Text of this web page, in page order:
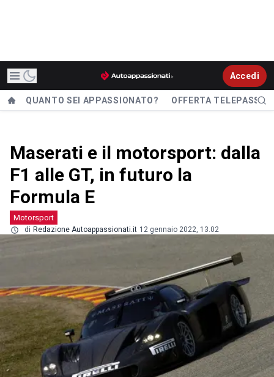
Accedi
QUANTO SEI APPASSIONATO? OFFERTA TELEPASS
Maserati e il motorsport: dalla
F1 alle GT, in futuro la
Formula E
Motorsport
di Redazione Autoappassionati.it 12 gennaio 2022, 13.02